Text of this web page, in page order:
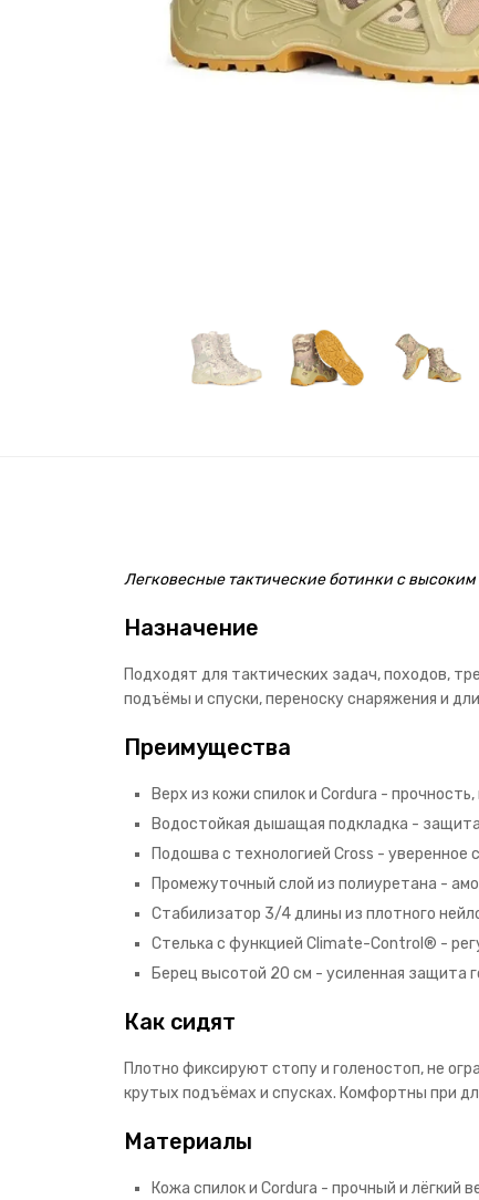
Легковесные тактические ботинки с
Назначение
Подходят для тактических задач, походов,
подъёмы и спуски, переноску снаряжения и
Преимущества
Верх из кожи спилок и Cordura -
Водостойкая дышащая подкладка -
Подошва с технологией Cross -
Промежуточный слой из полиуретана -
Стабилизатор 3/4 длины из плотного
Стелька с функцией Climate-Control® -
Берец высотой 20 см - усиленная защита
Как сидят
Плотно фиксируют стопу и голеностоп, не
крутых подъёмах и спусках. Комфортны при
Материалы
Кожа спилок и Cordura - прочный и лёгкий